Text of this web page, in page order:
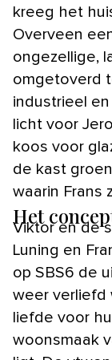
kreeg het
Overveen
ongezellige,
omgetoverd
industrieel
licht voor
koos voor
de kast
waarin Frans
Het
Viktor en de
Luning en
op SBS6 de
weer verliefd
liefde voor
woonsmaak